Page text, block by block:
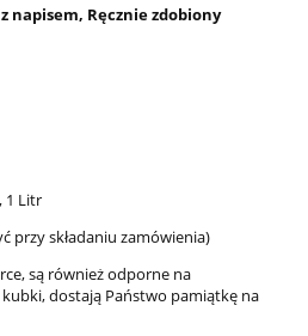
napisem, Ręcznie zdobiony
1 Litr
przy składaniu zamówienia)
są również odporne na
dostają Państwo pamiątkę na